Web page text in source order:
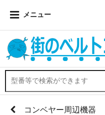
メニュー
コンベヤー周辺機器